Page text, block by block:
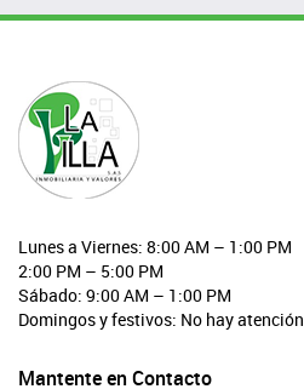
Lunes a Viernes: 8:00 AM – 1:00 PM
2:00 PM – 5:00 PM
Sábado: 9:00 AM – 1:00 PM
Domingos y festivos: No hay atención
Mantente en Contacto